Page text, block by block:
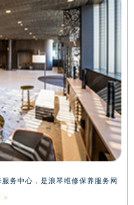
务中心，是浪琴维修保养服务网
>